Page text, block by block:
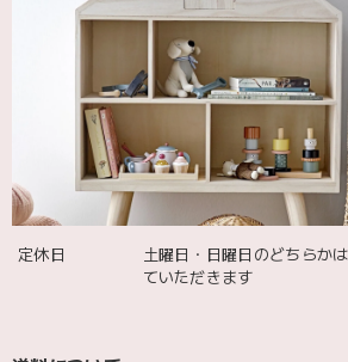
2025/12/02
2025/10/06
定休日
土曜日・日曜日のどちらか
ていただきます